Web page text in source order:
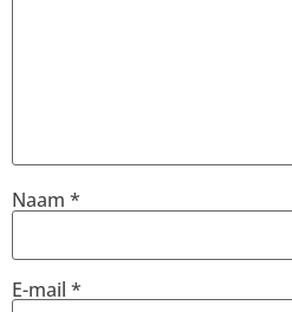
Naam *
E-mail *